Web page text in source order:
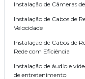
Instalação de Câmeras
Instalação de Cabos de
Velocidade
Instalação de Cabos de
Rede com Eficiência
Instalação de áudio e
de entretenimento